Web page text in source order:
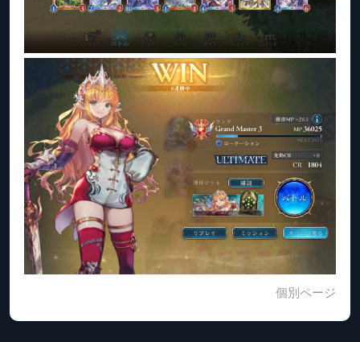
個別ページ